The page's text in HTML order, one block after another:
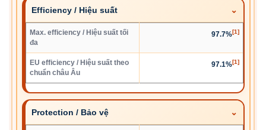
Efficiency / Hiệu suất
Max. efficiency / Hiệu suất tối
đa
97.7%[1]
EU efficiency / Hiệu suất theo
chuẩn châu Âu
97.1%[1]
Protection / Bảo vệ